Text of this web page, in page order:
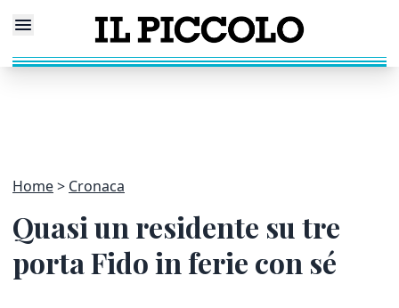
Home Cronaca
Quasi un residente su tre
porta Fido in ferie con sé